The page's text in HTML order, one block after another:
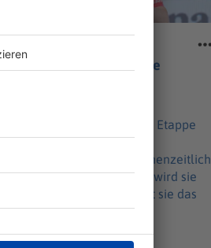
Niedermaier nun Vierte
Auf der schweren fünften Etappe
fährt die deutsche
Hoffnungsträgerin zwischenzeitlich
virtuell in Gelb, am Ende wird sie
Sechste. Dazu übernimmt sie das
Weiße Trikot der besten